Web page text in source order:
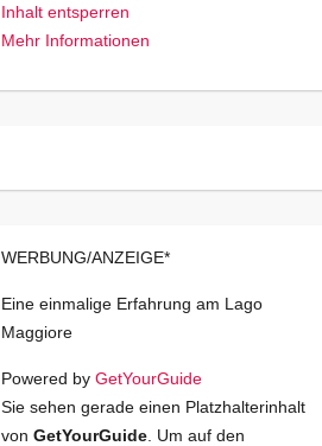
Inhalt entsperren
Mehr Informationen
WERBUNG/ANZEIGE*
Eine einmalige Erfahrung am Lago
Maggiore
Powered by GetYourGuide
Sie sehen gerade einen Platzhalterinhalt
von GetYourGuide. Um auf den